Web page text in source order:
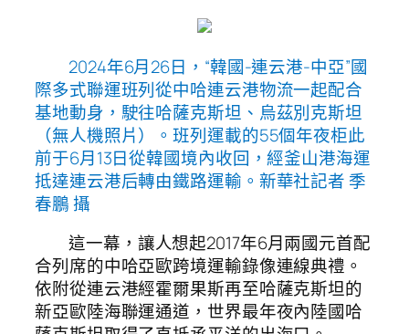
2024年6月26日，“韓國-連云港-中亞”國
際多式聯運班列從中哈連云港物流一起配合
基地動身，駛往哈薩克斯坦、烏茲別克斯坦
（無人機照片）。班列運載的55個年夜柜此
前于6月13日從韓國境內收回，經釜山港海運
抵達連云港后轉由鐵路運輸。新華社記者 季
春鵬 攝
這一幕，讓人想起2017年6月兩國元首配
合列席的中哈亞歐跨境運輸錄像連線典禮。
依附從連云港經霍爾果斯再至哈薩克斯坦的
新亞歐陸海聯運通道，世界最年夜內陸國哈